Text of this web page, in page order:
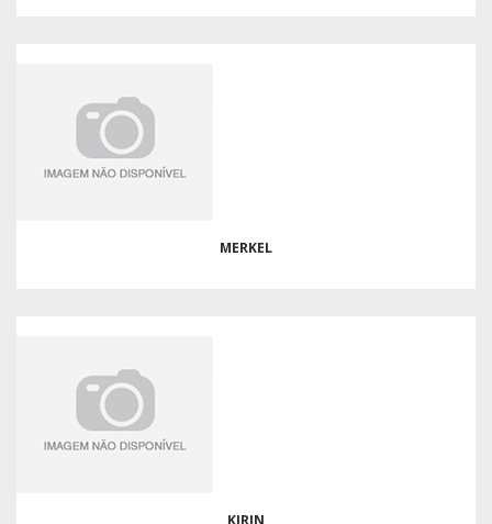
MERKEL
KIRIN